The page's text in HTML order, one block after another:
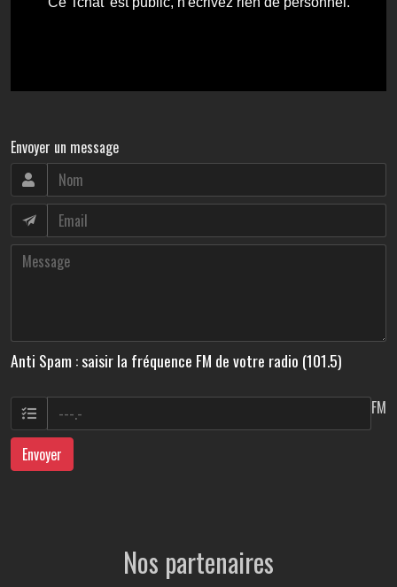
Envoyer un message
Anti Spam : saisir la fréquence FM de votre radio (101.5)
FM
Envoyer
Nos partenaires